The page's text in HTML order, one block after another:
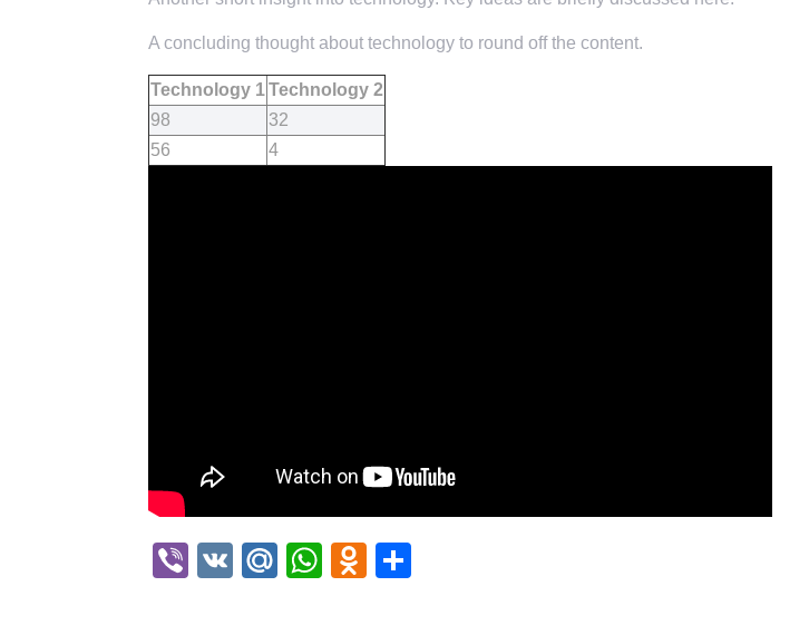
A concluding thought about technology to round off the content.
Technology 1Technology 2
98
32
56
4
Viber
VK Mail.Ru
WhatsApp
Odnoklassniki